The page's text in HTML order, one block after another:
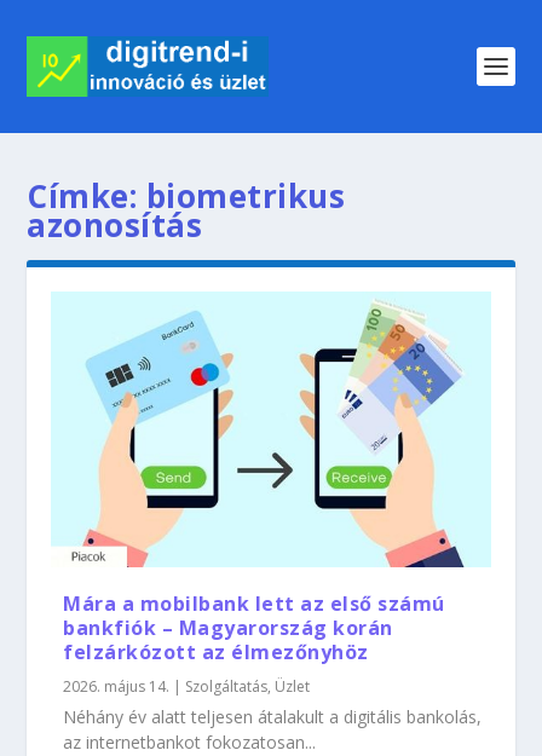
Címke: biometrikus
azonosítás
Mára a mobilbank lett az első számú
bankfiók – Magyarország korán
felzárkózott az élmezőnyhöz
2026. május 14. | Szolgáltatás, Üzlet
Néhány év alatt teljesen átalakult a digitális bankolás,
az internetbankot fokozatosan...